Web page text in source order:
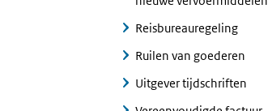
Reisbureauregeling
Ruilen van goederen
Uitgever tijdschriften